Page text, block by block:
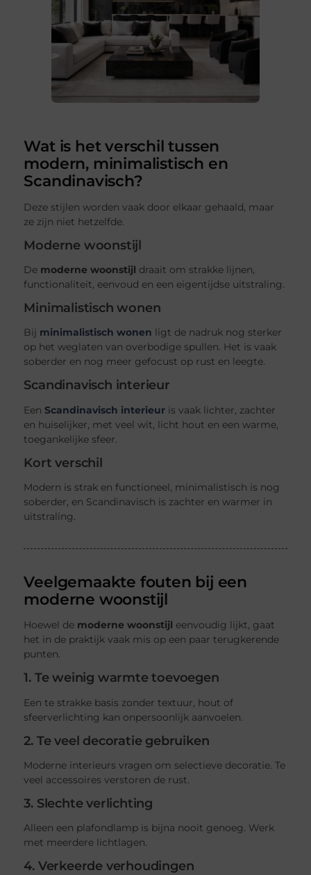
Wat is het verschil tussen
modern, minimalistisch en
Scandinavisch?
Deze stijlen worden vaak door elkaar gehaald, maar
ze zijn niet hetzelfde.
Moderne woonstijl
De moderne woonstijl draait om strakke lijnen,
functionaliteit, eenvoud en een eigentijdse uitstraling.
Minimalistisch wonen
Bij minimalistisch wonen ligt de nadruk nog sterker
op het weglaten van overbodige spullen. Het is vaak
soberder en nog meer gefocust op rust en leegte.
Scandinavisch interieur
Een Scandinavisch interieur is vaak lichter, zachter
en huiselijker, met veel wit, licht hout en een warme,
toegankelijke sfeer.
Kort verschil
Modern is strak en functioneel, minimalistisch is nog
soberder, en Scandinavisch is zachter en warmer in
uitstraling.
Veelgemaakte fouten bij een
moderne woonstijl
Hoewel de moderne woonstijl eenvoudig lijkt, gaat
het in de praktijk vaak mis op een paar terugkerende
punten.
1. Te weinig warmte toevoegen
Een te strakke basis zonder textuur, hout of
sfeerverlichting kan onpersoonlijk aanvoelen.
2. Te veel decoratie gebruiken
Moderne interieurs vragen om selectieve decoratie. Te
veel accessoires verstoren de rust.
3. Slechte verlichting
Alleen een plafondlamp is bijna nooit genoeg. Werk
met meerdere lichtlagen.
4. Verkeerde verhoudingen